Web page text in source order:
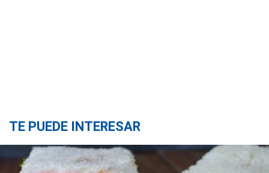
TE PUEDE INTERESAR